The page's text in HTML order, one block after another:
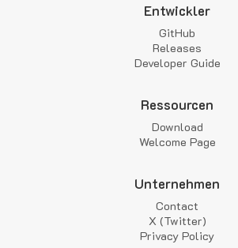
Entwickler
GitHub
Releases
Developer Guide
Ressourcen
Download
Welcome Page
Unternehmen
Contact
X (Twitter)
Privacy Policy